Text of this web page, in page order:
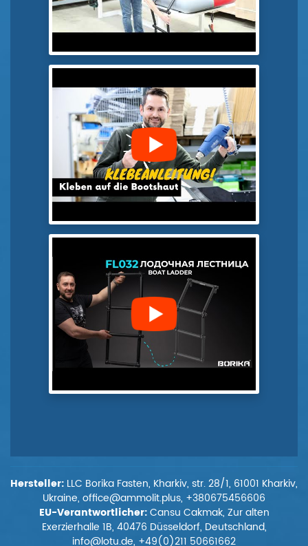
Hersteller: LLC Borika Fasten, Kharkiv, str. 28/1, 61001 Kharkiv,
Ukraine, office@ammolit.plus, +380675456606
EU-Verantwortlicher:Cansu Cakmak, Zur alten
Exerzierhalle 1B, 40476 Düsseldorf, Deutschland,
info@lotu.de, +49(0)211 50661662